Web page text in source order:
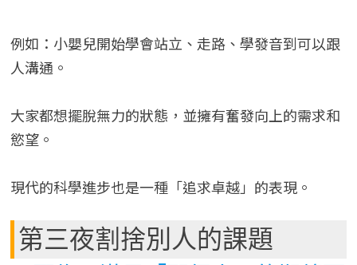
例如：小嬰兒開始學會站立、走路、學發音到可以跟
人溝通。
大家都想擺脫無力的狀態，並擁有奮發向上的需求和
慾望。
現代的科學進步也是一種「追求卓越」的表現。
第三夜割捨別人的課題